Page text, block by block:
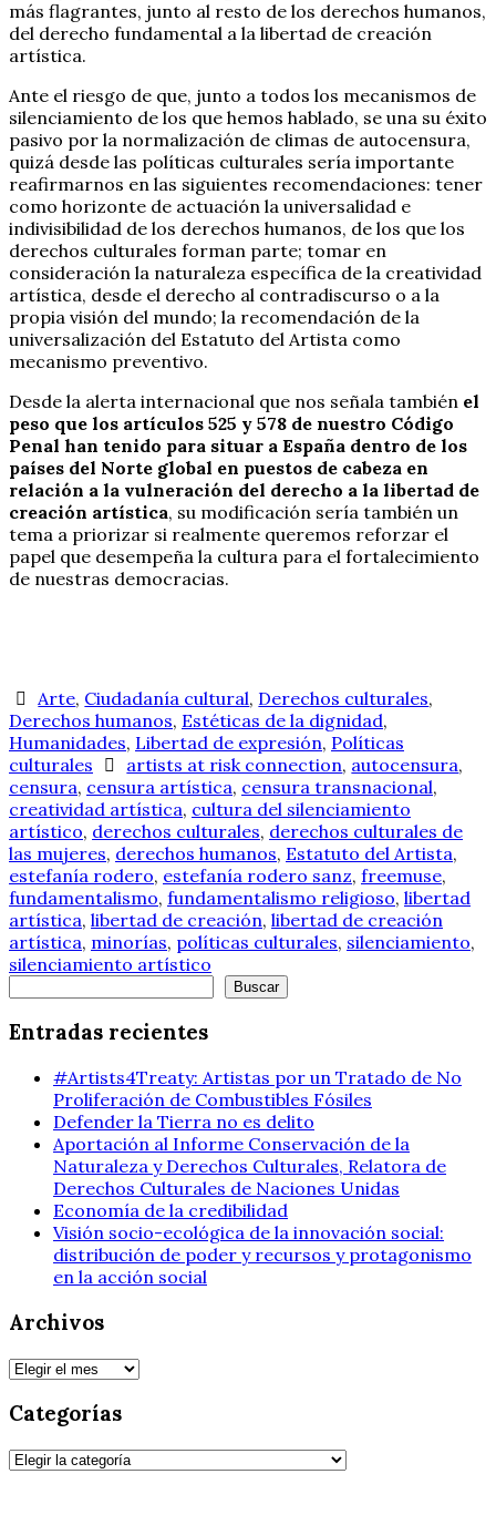
más flagrantes, junto al resto de los derechos humanos,
del derecho fundamental a la libertad de creación
artística.
Ante el riesgo de que, junto a todos los mecanismos de
silenciamiento de los que hemos hablado, se una su éxito
pasivo por la normalización de climas de autocensura,
quizá desde las políticas culturales sería importante
reafirmarnos en las siguientes recomendaciones: tener
como horizonte de actuación la universalidad e
indivisibilidad de los derechos humanos, de los que los
derechos culturales forman parte; tomar en
consideración la naturaleza específica de la creatividad
artística, desde el derecho al contradiscurso o a la
propia visión del mundo; la recomendación de la
universalización del Estatuto del Artista como
mecanismo preventivo.
Desde la alerta internacional que nos señala también el
peso que los artículos 525 y 578 de nuestro Código
Penal han tenido para situar a España dentro de los
países del Norte global en puestos de cabeza en
relación a la vulneración del derecho a la libertad de
creación artística, su modificación sería también un
tema a priorizar si realmente queremos reforzar el
papel que desempeña la cultura para el fortalecimiento
de nuestras democracias.
Arte, Ciudadanía cultural, Derechos culturales,
Derechos humanos, Estéticas de la dignidad,
Humanidades, Libertad de expresión, Políticas
culturales
artists at risk connection, autocensura,
censura, censura artística, censura transnacional,
creatividad artística, cultura del silenciamiento
artístico, derechos culturales, derechos culturales de
las mujeres, derechos humanos, Estatuto del Artista,
estefanía rodero, estefanía rodero sanz, freemuse,
fundamentalismo, fundamentalismo religioso, libertad
artística, libertad de creación, libertad de creación
artística, minorías, políticas culturales, silenciamiento,
silenciamiento artístico
Buscar
Entradas recientes
#Artists4Treaty: Artistas por un Tratado de No
Proliferación de Combustibles Fósiles
Defender la Tierra no es delito
Aportación al Informe Conservación de la
Naturaleza y Derechos Culturales, Relatora de
Derechos Culturales de Naciones Unidas
Economía de la credibilidad
Visión socio-ecológica de la innovación social:
distribución de poder y recursos y protagonismo
en la acción social
Archivos
Archivos
Categorías
Categorías